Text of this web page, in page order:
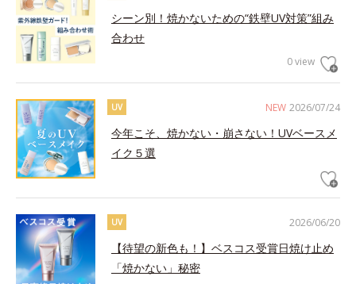
シーン別！焼かないための“鉄壁UV対策”組み
合わせ
0 view
NEW 2026/07/24
UV
今年こそ、焼かない・崩さない！UVベースメ
イク５選
2026/06/20
UV
【待望の新色も！】ベスコス受賞日焼け止め
「焼かない」秘密